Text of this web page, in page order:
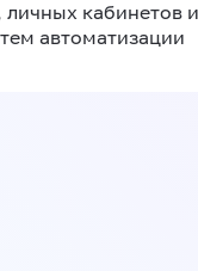
кабинетов и
автоматизации